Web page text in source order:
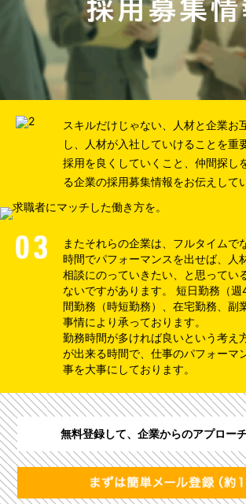
スキルだけじゃない、人材と企業お
し、人材が入社していけることを重
採用を良くしていくこと、仲間探し
る企業の採用募集情報をお伝えして
またそれらの企業は、フルタイムで
時間でパフォーマンスを出せば、人
相談にのっていきたい、と思ってい
ないですがあります。 短日勤務（
間勤務（時短勤務）、在宅勤務、副
事情により承っております。
勤務時間が多ければ良いという考え
が出来る時間で、仕事のパフォーマ
事を大事にしております。
無料登録して、企業からのアプロー